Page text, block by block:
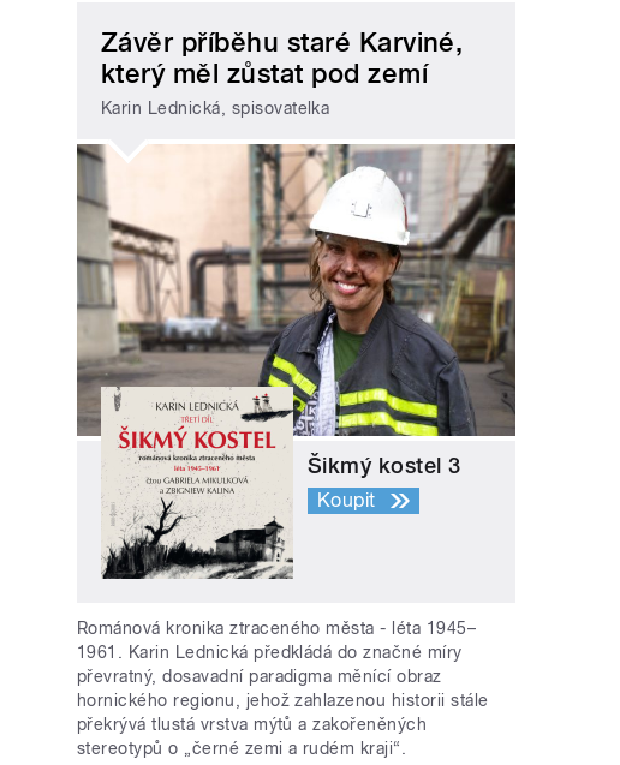
Závěr příběhu staré Karviné,
který měl zůstat pod zemí
Karin Lednická, spisovatelka
Šikmý kostel 3
Koupit
Románová kronika ztraceného města - léta 1945–
1961. Karin Lednická předkládá do značné míry
převratný, dosavadní paradigma měnící obraz
hornického regionu, jehož zahlazenou historii stále
překrývá tlustá vrstva mýtů a zakořeněných
stereotypů o „černé zemi a rudém kraji“.